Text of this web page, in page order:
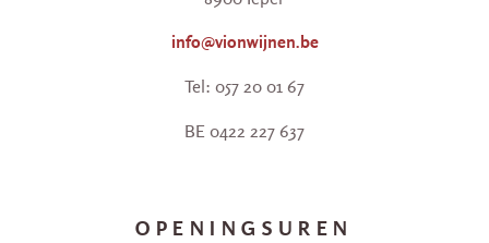
info@vionwijnen.be
Tel: 057 20 01 67
BE 0422 227 637
OPENINGSUREN